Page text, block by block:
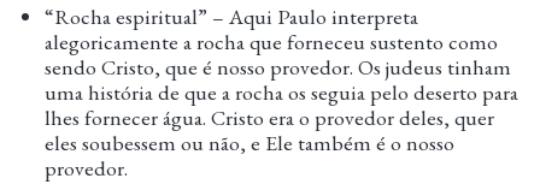
“Rocha espiritual” – Aqui Paulo interpreta
alegoricamente a rocha que forneceu sustento como
sendo Cristo, que é nosso provedor. Os judeus tinham
uma história de que a rocha os seguia pelo deserto para
lhes fornecer água. Cristo era o provedor deles, quer
eles soubessem ou não, e Ele também é o nosso
provedor.